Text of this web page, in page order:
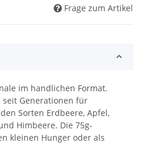
Frage zum Artikel
im handlichen Format.
seit Generationen für
Sorten Erdbeere, Apfel,
Himbeere. Die 75g-
kleinen Hunger oder als